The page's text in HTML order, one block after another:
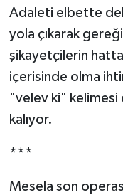
Adaleti elbette
yola çıkarak
şikayetçilerin hatta
içerisinde olma
"velev ki" kelimesi
kalıyor.
***
Mesela son